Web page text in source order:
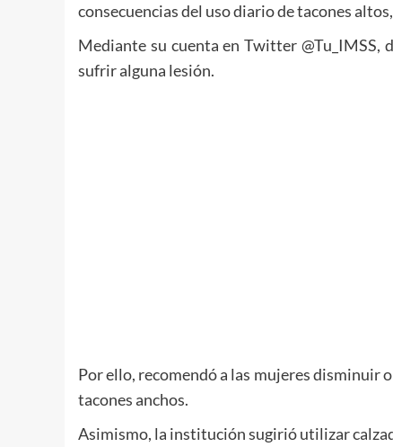
consecuencias del uso diario de tacones
Mediante su cuenta en Twitter @Tu_IMSS,
sufrir alguna lesión.
Por ello, recomendó a las mujeres disminuir
tacones anchos.
Asimismo, la institución sugirió utilizar